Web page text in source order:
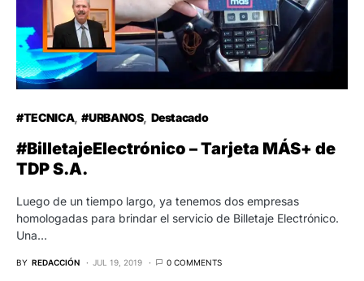
#TECNICA #URBANOS Destacado
#BilletajeElectrónico – Tarjeta MÁS+ de
TDP S.A.
Luego de un tiempo largo, ya tenemos dos empresas
homologadas para brindar el servicio de Billetaje Electrónico.
Una…
BY REDACCIÓN JUL 19, 2019 0 COMMENTS